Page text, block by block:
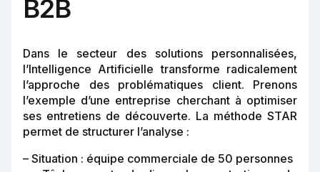
B2B
Dans le secteur des solutions personnalisées,
l’Intelligence Artificielle transforme radicalement
l’approche des problématiques client. Prenons
l’exemple d’une entreprise cherchant à optimiser
ses entretiens de découverte. La méthode STAR
permet de structurer l’analyse :
– Situation : équipe commerciale de 50 personnes